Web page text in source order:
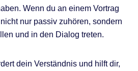
Wenn du an einem Vortrag
nur passiv zuhören, sondern
und in den Dialog treten.
dein Verständnis und hilft dir,